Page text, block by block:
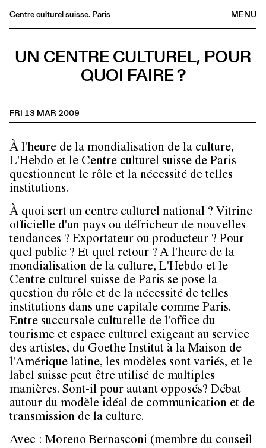
MENU
Centre culturel suisse. Paris
Bookshop
Medias
About
FR/EN
UN CENTRE CULTUREL, POUR
QUOI FAIRE ?
FRI 13 MAR 2009
À l'heure de la mondialisation de la culture,
L'Hebdo et le Centre culturel suisse de Paris
questionnent le rôle et la nécessité de telles
institutions.
À quoi sert un centre culturel national ? Vitrine
officielle d'un pays ou défricheur de nouvelles
tendances ? Exportateur ou producteur ? Pour
quel public ? Et quel retour ? A l'heure de la
mondialisation de la culture, L'Hebdo et le
Centre culturel suisse de Paris se pose la
question du rôle et de la nécessité de telles
institutions dans une capitale comme Paris.
Entre succursale culturelle de l'office du
tourisme et espace culturel exigeant au service
des artistes, du Goethe Institut à la Maison de
l'Amérique latine, les modèles sont variés, et le
label suisse peut être utilisé de multiples
manières. Sont-il pour autant opposés? Débat
autour du modèle idéal de communication et de
transmission de la culture.
Avec : Moreno Bernasconi (membre du conseil